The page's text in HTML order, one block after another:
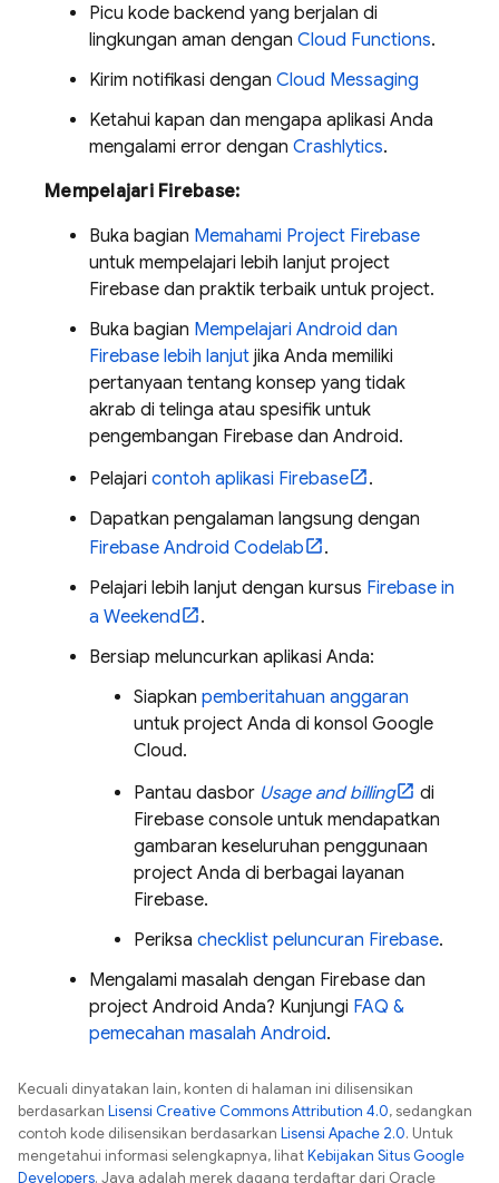
Picu kode backend yang berjalan di
lingkungan aman dengan Cloud Functions.
Kirim notifikasi dengan Cloud Messaging
Ketahui kapan dan mengapa aplikasi Anda
mengalami error dengan Crashlytics.
Mempelajari Firebase:
Buka bagian Memahami Project Firebase
untuk mempelajari lebih lanjut project
Firebase dan praktik terbaik untuk project.
Buka bagian Mempelajari Android dan
Firebase lebih lanjut jika Anda memiliki
pertanyaan tentang konsep yang tidak
akrab di telinga atau spesifik untuk
pengembangan Firebase dan Android.
Pelajari contoh aplikasi Firebase
.
Dapatkan pengalaman langsung dengan
Firebase Android Codelab
.
Pelajari lebih lanjut dengan kursus Firebase in
a Weekend
.
Bersiap meluncurkan aplikasi Anda:
Siapkan pemberitahuan anggaran
untuk project Anda di konsol Google
Cloud.
Pantau dasbor Usage and billing
di
Firebase console untuk mendapatkan
gambaran keseluruhan penggunaan
project Anda di berbagai layanan
Firebase.
Periksa checklist peluncuran Firebase.
Mengalami masalah dengan Firebase dan
project Android Anda? Kunjungi FAQ &
pemecahan masalah Android.
Kecuali dinyatakan lain, konten di halaman ini dilisensikan
berdasarkan Lisensi Creative Commons Attribution 4.0, sedangkan
contoh kode dilisensikan berdasarkan Lisensi Apache 2.0. Untuk
mengetahui informasi selengkapnya, lihatKebijakan Situs Google
Developers. Java adalah merek dagang terdaftar dari Oracle